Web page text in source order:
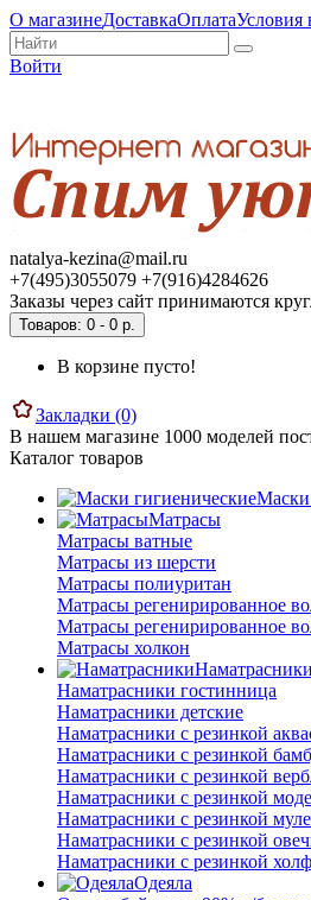
О магазинеДоставкаОплатаУсловия
Войти
natalya-kezina@mail.ru
+7(495)3055079 +7(916)4284626
Заказы через сайт принимаются
Товаров: 0 - 0 р.
В корзине пусто!
Закладки (0)
В нашем магазине 1000 моделей
Каталог товаров
Маски
Матрасы
Матрасы ватные
Матрасы из шерсти
Матрасы полиуритан
Матрасы регенирированное
Матрасы регенирированное
Матрасы холкон
Наматрасники
Наматрасники гостинница
Наматрасники детские
Наматрасники с резинкой
Наматрасники с резинкой
Наматрасники с резинкой
Наматрасники с резинкой
Наматрасники с резинкой
Наматрасники с резинкой
Наматрасники с резинкой
Одеяла